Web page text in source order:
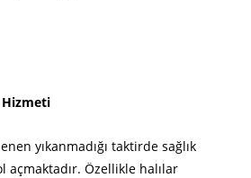
Hizmeti
yıkanmadığı taktirde sağlık
açmaktadır. Özellikle halılar